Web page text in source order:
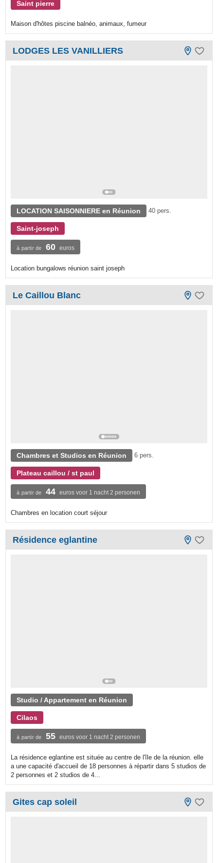
Saint pierre
Maison d'hôtes piscine balnéo, animaux, fumeur
LODGES LES VANILLIERS
LOCATION SAISONNIERE en Réunion 40 pers.
Saint-joseph
à partir de 60 euros
Location bungalows réunion saint joseph
Le Caillou Blanc
Chambres et Studios en Réunion 6 pers.
Plateau caillou / st paul
à partir de 44 euros voor 1 nacht 2 personen
Chambres en location court séjour
Résidence eglantine
Studio / Appartement en Réunion
Cilaos
à partir de 55 euros voor 1 nacht 2 personen
La résidence eglantine est située au centre de l'île de la réunion. elle
a une capacité d'accueil de 18 personnes à répartir dans 5 studios de
2 personnes et 2 studios de 4...
Gites cap soleil